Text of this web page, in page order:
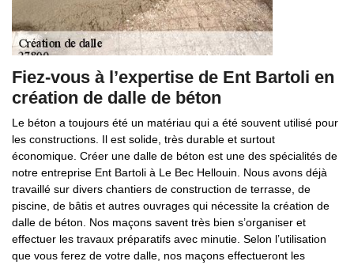
Fiez-vous à l’expertise de Ent Bartoli en
création de dalle de béton
Le béton a toujours été un matériau qui a été souvent utilisé pour
les constructions. Il est solide, très durable et surtout
économique. Créer une dalle de béton est une des spécialités de
notre entreprise Ent Bartoli à Le Bec Hellouin. Nous avons déjà
travaillé sur divers chantiers de construction de terrasse, de
piscine, de bâtis et autres ouvrages qui nécessite la création de
dalle de béton. Nos maçons savent très bien s’organiser et
effectuer les travaux préparatifs avec minutie. Selon l’utilisation
que vous ferez de votre dalle, nos maçons effectueront les